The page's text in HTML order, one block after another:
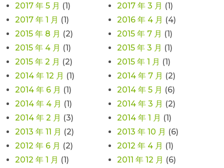
2017 年 5 月 (1) 2017 年 3 月 (1)
2017 年 1 月 (1) 2016 年 4 月 (4)
2015 年 8 月 (2) 2015 年 7 月 (1)
2015 年 4 月 (1) 2015 年 3 月 (1)
2015 年 2 月 (2) 2015 年 1 月 (1)
2014 年 12 月 (1) 2014 年 7 月 (2)
2014 年 6 月 (1) 2014 年 5 月 (6)
2014 年 4 月 (1) 2014 年 3 月 (2)
2014 年 2 月 (3) 2014 年 1 月 (1)
2013 年 11 月 (2) 2013 年 10 月 (6)
2012 年 6 月 (2) 2012 年 4 月 (1)
2012 年 1 月 (1) 2011 年 12 月 (6)